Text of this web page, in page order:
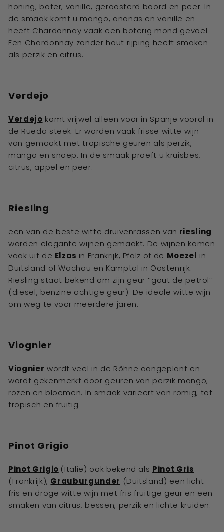
honing, boter, vanille, geroosterd boord en peer. In
de smaak komt u mango, ananas en vanille en
heeft Chardonnay vaak een boterig mond gevoel.
Een Chardonnay zonder hout rijping heeft smaken
als perzik en citrus.
Verdejo
Verdejo komt vrijwel alleen voor in Spanje vooral in
de Rueda steek. Er worden vaak frisse witte wijn
van gemaakt met tropische geuren als perzik,
mango en snoep. In de smaak proeft u kruisbes,
citrus, appel en peer.
Riesling
een van de beste witte druivenrassen van riesling
worden elegante wijnen gemaakt. De wijnen komen
vaak uit de Elzas in Frankrijk, Pfalz of de Moezel in
Duitsland of Wachau en Kamptal in Oostenrijk.
Riesling staat bekend om zijn geur ‘’gout de petrol’’
(diesel, benzine achtige geur). De ideale witte wijn
om weg te voor meerdere jaren.
Viognier
Viognier wordt veel in de Rôhne aangeplant en
wordt gekenmerkt door geuren van perzik mango,
rozen en bloemen. In smaak varieert van romig, tot
tropisch en fruitig.
Pinot Grigio
Pinot Grigio (Italië) ook bekend als Pinot Gris
(Frankrijk), Grauburgunder (Duitsland) een licht
fris en droge witte wijn met fris fruitige geur en een
smaken van citrus, bessen, perzik en lichte kruiden.